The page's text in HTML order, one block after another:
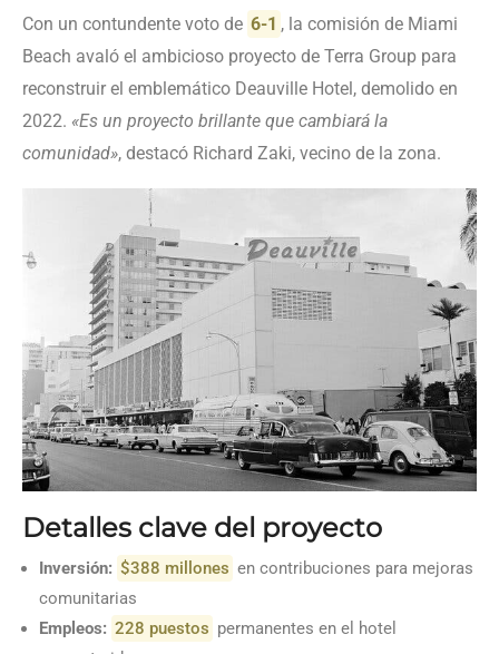
Con un contundente voto de 6-1 , la comisión de Miami
Beach avaló el ambicioso proyecto de Terra Group para
reconstruir el emblemático Deauville Hotel, demolido en
2022. «Es un proyecto brillante que cambiará la
comunidad», destacó Richard Zaki, vecino de la zona.
Detalles clave del proyecto
Inversión: $388 millones en contribuciones para mejoras
comunitarias
Empleos: 228 puestos permanentes en el hotel